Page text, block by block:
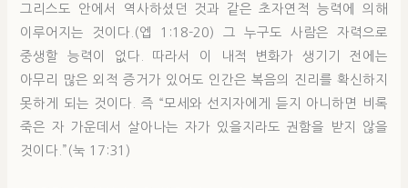
그리스도 안에서 역사하셨던 것과 같은 초자연적 능력에 의해
이루어지는 것이다.(엡 1:18-20) 그 누구도 사람은 자력으로
중생할 능력이 없다. 따라서 이 내적 변화가 생기기 전에는
아무리 많은 외적 증거가 있어도 인간은 복음의 진리를 확신하지
못하게 되는 것이다. 즉 “모세와 선지자에게 듣지 아니하면 비록
죽은 자 가운데서 살아나는 자가 있을지라도 권함을 받지 않을
것이다.”(눅 17:31)